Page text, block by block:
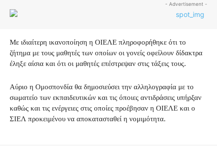
- Advertisement -
Με ιδιαίτερη ικανοποίηση η ΟΙΕΛΕ πληροφορήθηκε ότι το
ζήτημα με τους μαθητές των οποίων οι γονείς οφείλουν δίδακτρα
έληξε αίσια και ότι οι μαθητές επέστρεψαν στις τάξεις τους.
Αύριο η Ομοσπονδία θα δημοσιεύσει την αλληλογραφία με το
σωματείο των εκπαιδευτικών και τις όποιες αντιδράσεις υπήρξαν
καθώς και τις ενέργειες στις οποίες προέβησαν η ΟΙΕΛΕ και ο
ΣΙΕΛ προκειμένου να αποκατασταθεί η νομιμότητα.